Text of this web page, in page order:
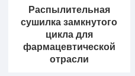
Распылительная
сушилка замкнутого
цикла для
фармацевтической
отрасли